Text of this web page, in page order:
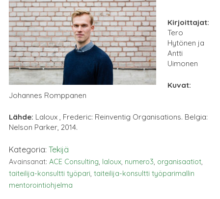
Kirjoittajat:
Tero
Hytönen ja
Antti
Uimonen
Kuvat:
Johannes Romppanen
Lähde: Laloux , Frederic: Reinventig Organisations. Belgia:
Nelson Parker, 2014.
Kategoria: Tekijä
Avainsanat: ACE Consulting, laloux, numero3, organisaatiot,
taiteilija-konsultti työpari, taiteilija-konsultti työparimallin
mentorointiohjelma